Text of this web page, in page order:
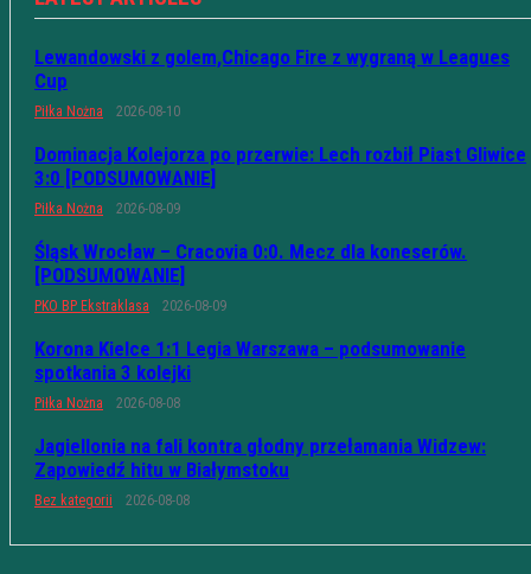
Lewandowski z golem,Chicago Fire z wygraną w Leagues
Cup
Piłka Nożna 2026-08-10
Dominacja Kolejorza po przerwie: Lech rozbił Piast Gliwice
3:0 [PODSUMOWANIE]
Piłka Nożna 2026-08-09
Śląsk Wrocław – Cracovia 0:0. Mecz dla koneserów.
[PODSUMOWANIE]
PKO BP Ekstraklasa 2026-08-09
Korona Kielce 1:1 Legia Warszawa – podsumowanie
spotkania 3 kolejki
Piłka Nożna 2026-08-08
Jagiellonia na fali kontra głodny przełamania Widzew:
Zapowiedź hitu w Białymstoku
Bez kategorii 2026-08-08